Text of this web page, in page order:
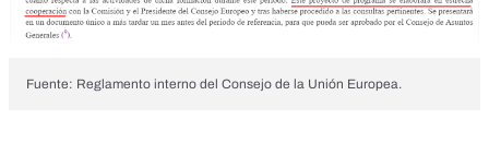
Fuente: Reglamento interno del Consejo de la Unión Europea.